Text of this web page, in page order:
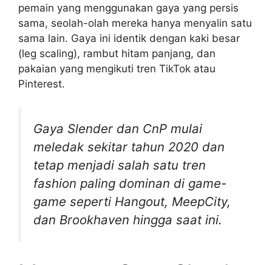
pemain yang menggunakan gaya yang persis
sama, seolah-olah mereka hanya menyalin satu
sama lain. Gaya ini identik dengan kaki besar
(leg scaling), rambut hitam panjang, dan
pakaian yang mengikuti tren TikTok atau
Pinterest.
Gaya Slender dan CnP mulai
meledak sekitar tahun 2020 dan
tetap menjadi salah satu tren
fashion paling dominan di game-
game seperti Hangout, MeepCity,
dan Brookhaven hingga saat ini.